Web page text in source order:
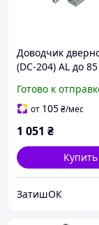
Доводчик
(DC-204) AL до 85
Готово к
от 105₴/мес
1 051 ₴
Купить
ЗатишОК